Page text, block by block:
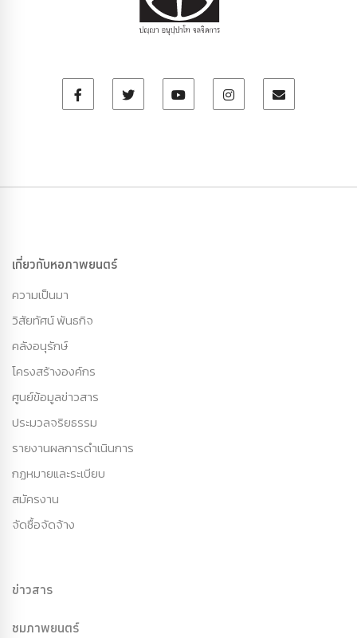
เกี่ยวกับหอภาพยนตร์
ความเป็นมา
วิสัยทัศน์ พันธกิจ
คลังอนุรักษ์
โครงสร้างองค์กร
ศูนย์ข้อมูลข่าวสาร
ประมวลจริยธรรม
รายงานผลการดำเนินการ
กฏหมายและระเบียบ
สมัครงาน
จัดซื้อจัดจ้าง
ข่าวสาร
ชมภาพยนตร์